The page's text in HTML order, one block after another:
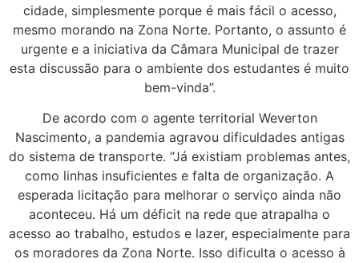
cidade, simplesmente porque é mais fácil o acesso,
mesmo morando na Zona Norte. Portanto, o assunto é
urgente e a iniciativa da Câmara Municipal de trazer
esta discussão para o ambiente dos estudantes é muito
bem-vinda”.
De acordo com o agente territorial Weverton
Nascimento, a pandemia agravou dificuldades antigas
do sistema de transporte. “Já existiam problemas antes,
como linhas insuficientes e falta de organização. A
esperada licitação para melhorar o serviço ainda não
aconteceu. Há um déficit na rede que atrapalha o
acesso ao trabalho, estudos e lazer, especialmente para
os moradores da Zona Norte. Isso dificulta o acesso à